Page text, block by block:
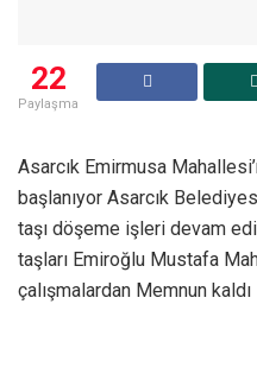
22
Paylaşma
Asarcık Emirmusa
başlanıyor Asarcık
taşı döşeme işleri devam
taşları Emiroğlu Mustafa
çalışmalardan Memnun kaldı